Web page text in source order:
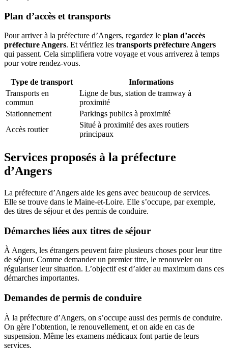
Plan d’accès et transports
Pour arriver à la préfecture d’Angers, regardez le plan d’accès
préfecture Angers. Et vérifiez les transports préfecture Angers
qui passent. Cela simplifiera votre voyage et vous arriverez à temps
pour votre rendez-vous.
Type de transport
Informations
Transports en
commun
Ligne de bus, station de tramway à
proximité
Stationnement
Parkings publics à proximité
Accès routier
Situé à proximité des axes routiers
principaux
Services proposés à la préfecture
d’Angers
La préfecture d’Angers aide les gens avec beaucoup de services.
Elle se trouve dans le Maine-et-Loire. Elle s’occupe, par exemple,
des titres de séjour et des permis de conduire.
Démarches liées aux titres de séjour
À Angers, les étrangers peuvent faire plusieurs choses pour leur titre
de séjour. Comme demander un premier titre, le renouveler ou
régulariser leur situation. L’objectif est d’aider au maximum dans ces
démarches importantes.
Demandes de permis de conduire
À la préfecture d’Angers, on s’occupe aussi des permis de conduire.
On gère l’obtention, le renouvellement, et on aide en cas de
suspension. Même les examens médicaux font partie de leurs
services.